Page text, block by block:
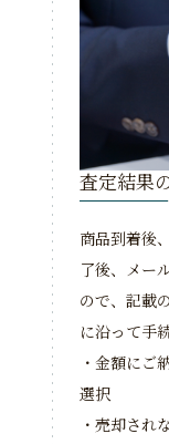
査定結果
商品到着後
了後、メー
ので、記載
に沿って手
・金額にご
選択
・売却され